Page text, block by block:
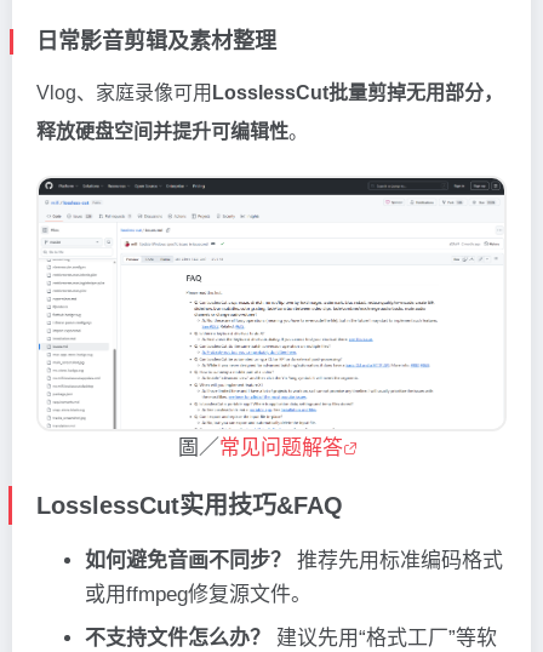
日常影音剪辑及素材整理
Vlog、家庭录像可用 LosslessCut批量剪掉无用部分，
释放硬盘空间并提升可编辑性。
圖／常见问题解答
LosslessCut实用技巧&FAQ
如何避免音画不同步？
推荐先用标准编码格式
或用ffmpeg修复源文件。
不支持文件怎么办？
建议先用“格式工厂”等软